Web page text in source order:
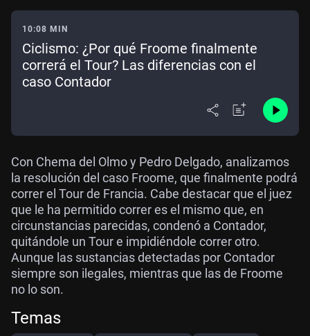
10:08 MIN
Ciclismo: ¿Por qué Froome finalmente
correrá el Tour? Las diferencias con el
caso Contador
Con Chema del Olmo y Pedro Delgado, analizamos
la resolución del caso Froome, que finalmente podrá
correr el Tour de Francia. Cabe destacar que el juez
que le ha permitido correr es el mismo que, en
circunstancias parecidas, condenó a Contador,
quitándole un Tour e impidiéndole correr otro.
Aunque las sustancias detectadas por Contador
siempre son ilegales, mientras que las de Froome
no lo son.
Temas